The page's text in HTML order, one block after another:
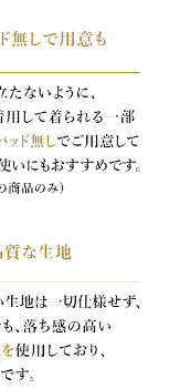
グドレス」